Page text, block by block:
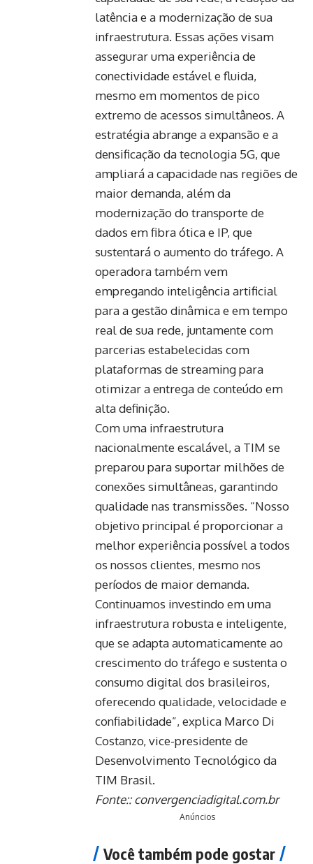
latência e a modernização de sua
infraestrutura. Essas ações visam
assegurar uma experiência de
conectividade estável e fluida,
mesmo em momentos de pico
extremo de acessos simultâneos. A
estratégia abrange a expansão e a
densificação da tecnologia 5G, que
ampliará a capacidade nas regiões de
maior demanda, além da
modernização do transporte de
dados em fibra ótica e IP, que
sustentará o aumento do tráfego. A
operadora também vem
empregando inteligência artificial
para a gestão dinâmica e em tempo
real de sua rede, juntamente com
parcerias estabelecidas com
plataformas de streaming para
otimizar a entrega de conteúdo em
alta definição.
Com uma infraestrutura
nacionalmente escalável, a TIM se
preparou para suportar milhões de
conexões simultâneas, garantindo
qualidade nas transmissões. “Nosso
objetivo principal é proporcionar a
melhor experiência possível a todos
os nossos clientes, mesmo nos
períodos de maior demanda.
Continuamos investindo em uma
infraestrutura robusta e inteligente,
que se adapta automaticamente ao
crescimento do tráfego e sustenta o
consumo digital dos brasileiros,
oferecendo qualidade, velocidade e
confiabilidade”, explica Marco Di
Costanzo, vice-presidente de
Desenvolvimento Tecnológico da
TIM Brasil.
Fonte::convergenciadigital.com.br
Anúncios
Você também pode gostar